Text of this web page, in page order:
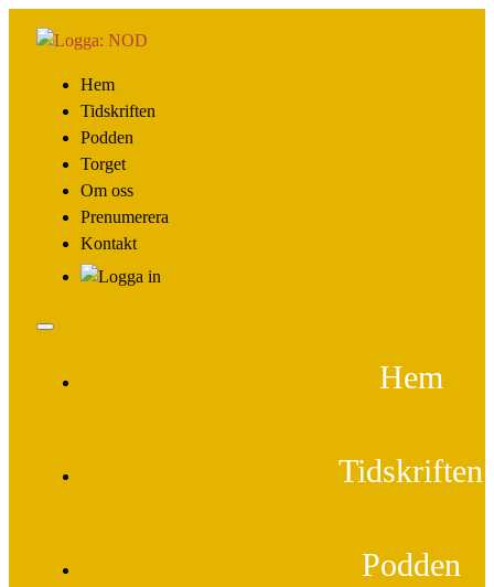
Hem
Tidskriften
Podden
Torget
Om oss
Prenumerera
Kontakt
Hem
Tidskriften
Podden